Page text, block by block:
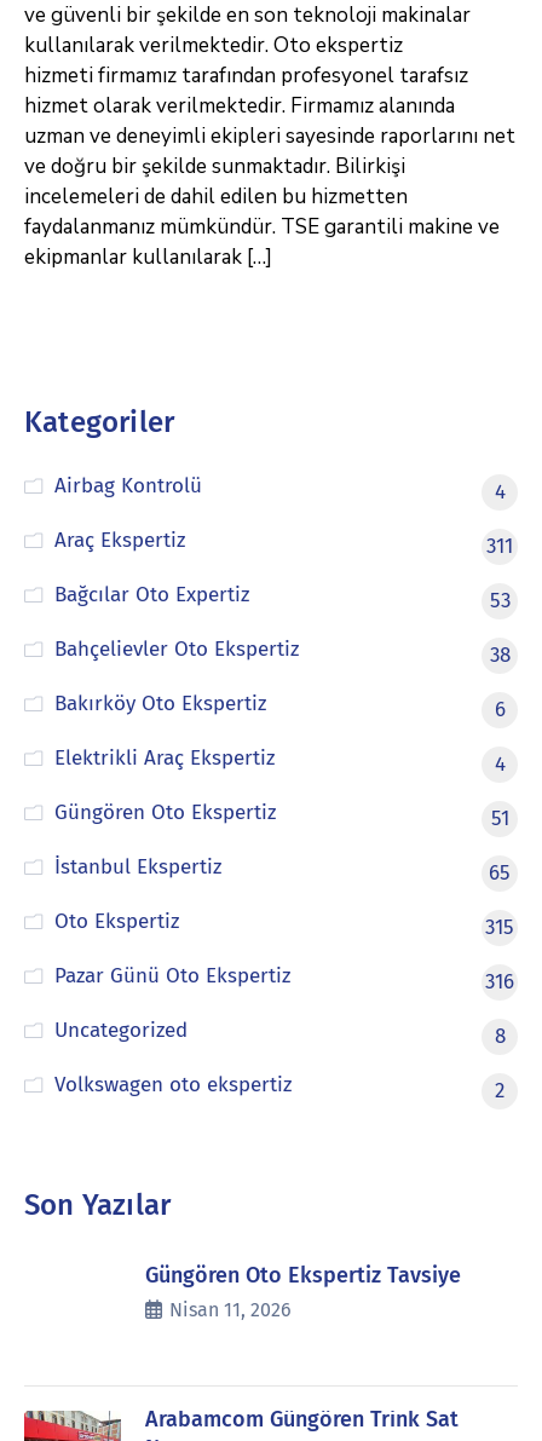
ve güvenli bir şekilde en son teknoloji makinalar
kullanılarak verilmektedir. Oto ekspertiz
hizmeti firmamız tarafından profesyonel tarafsız
hizmet olarak verilmektedir. Firmamız alanında
uzman ve deneyimli ekipleri sayesinde raporlarını net
ve doğru bir şekilde sunmaktadır. Bilirkişi
incelemeleri de dahil edilen bu hizmetten
faydalanmanız mümkündür. TSE garantili makine ve
ekipmanlar kullanılarak […]
Kategoriler
Airbag Kontrolü
4
Araç Ekspertiz
311
Bağcılar Oto Expertiz
53
Bahçelievler Oto Ekspertiz
38
Bakırköy Oto Ekspertiz
6
Elektrikli Araç Ekspertiz
4
Güngören Oto Ekspertiz
51
İstanbul Ekspertiz
65
Oto Ekspertiz
315
Pazar Günü Oto Ekspertiz
316
Uncategorized
8
Volkswagen oto ekspertiz
2
Son Yazılar
Güngören Oto Ekspertiz Tavsiye
Nisan 11, 2026
Arabamcom Güngören Trink Sat